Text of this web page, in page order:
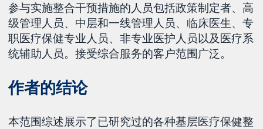
参与实施整合干预措施的人员包括政策制定者、高
级管理人员、中层和一线管理人员、临床医生、专
职医疗保健专业人员、非专业医护人员以及医疗系
统辅助人员。接受综合服务的客户范围广泛。
作者的结论
本范围综述展示了已研究过的各种基层医疗保健整